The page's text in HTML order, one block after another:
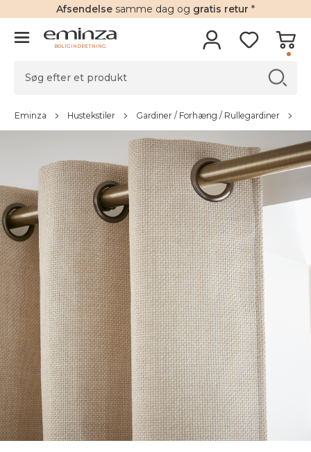
Afsendelse samme dag og gratis retur *
BOLIGINDRETNING
Eminza Hustekstiler Gardiner / Forhæng / Rullegardiner